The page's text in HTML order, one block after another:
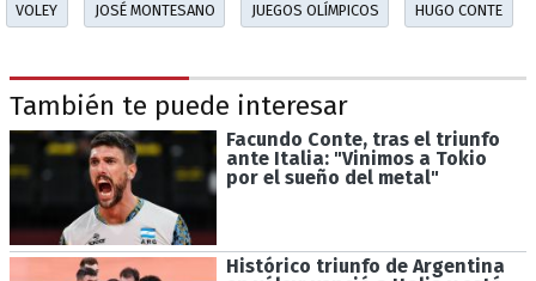
VOLEY JOSÉ MONTESANO JUEGOS OLÍMPICOS HUGO CONTE
También te puede interesar
Facundo Conte, tras el triunfo
ante Italia: "Vinimos a Tokio
por el sueño del metal"
Histórico triunfo de Argentina